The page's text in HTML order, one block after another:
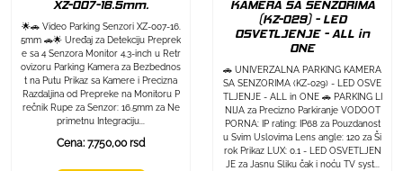
XZ-007-16.5mm.
🌟🚗 Video Parking Senzori XZ-007-16.
5mm 🚗🌟 Uređaj za Detekciju Preprek
e sa 4 Senzora Monitor 4.3-inch u Retr
ovizoru Parking Kamera za Bezbednos
t na Putu Prikaz sa Kamere i Precizna
Razdaljina od Prepreke na Monitoru P
rečnik Rupe za Senzor: 16.5mm za Ne
primetnu Integraciju...
Cena: 7.750,00 rsd
KAMERA SA SENZORIMA
(KZ-029) - LED
OSVETLJENJE - ALL in
ONE
🚗 UNIVERZALNA PARKING KAMERA
SA SENZORIMA (KZ-029) - LED OSVE
TLJENJE - ALL in ONE 🚗 PARKING LI
NIJA za Precizno Parkiranje VODOOT
PORNA: IP rating: IP68 za Pouzdanost
u Svim Uslovima Lens angle: 120 za Ši
rok Prikaz LUX: 0.1 - LED OSVETLJEN
JE za Jasnu Sliku čak i noću TV syst...